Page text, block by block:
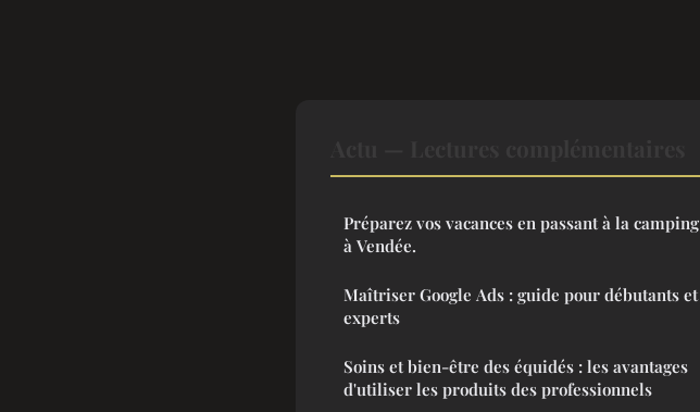
Préparez vos vacances en passant à la camping
à Vendée.
Maîtriser Google Ads : guide pour débutants et
experts
Soins et bien-être des équidés : les avantages
d'utiliser les produits des professionnels